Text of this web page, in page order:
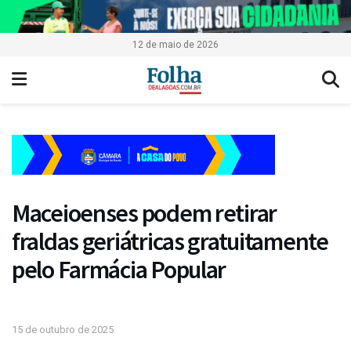
12 de maio de 2026
Maceioenses podem retirar
fraldas geriátricas gratuitamente
pelo Farmácia Popular
15 de outubro de 2025